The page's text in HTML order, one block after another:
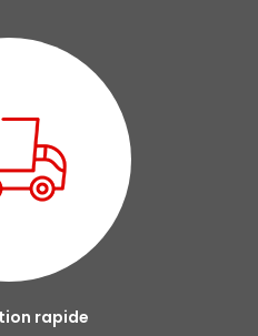
rapide